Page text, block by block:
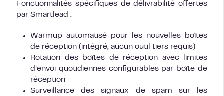
Fonctionnalités spécifiques de délivrabilité offertes
par Smartlead :
Warmup automatisé pour les nouvelles boîtes
de réception (intégré, aucun outil tiers requis)
Rotation des boîtes de réception avec limites
d’envoi quotidiennes configurables par boîte de
réception
Surveillance des signaux de spam sur les